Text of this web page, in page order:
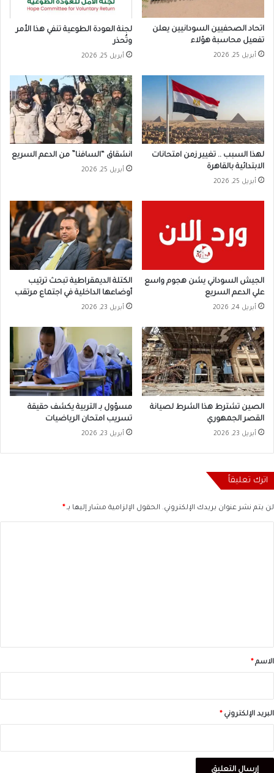
اتحاد الصحفيين السودانيين يعلن
تفعيل محاسبة هؤلاء
أبريل 25, 2026
لجنة العودة الطوعية تنفي هذا الأمر
وتُحذر
أبريل 25, 2026
لهذا السبب .. تغيير زمن امتحانات
الابتدائية بالقاهرة
أبريل 25, 2026
انشقاق “السافنا” من الدعم السريع
أبريل 25, 2026
الجيش السوداني يشن هجوم واسع
علي الدعم السريع
أبريل 24, 2026
الكتلة الديمقراطية تبحث ترتيب
أوضاعها الداخلية في اجتماع مرتقب
أبريل 23, 2026
الصين تشترط هذا الشرط لصيانة
القصر الجمهوري
أبريل 23, 2026
مسؤول بـ التربية يكشف حقيقة
تسريب امتحان الرياضيات
أبريل 23, 2026
اترك تعليقاً
لن يتم نشر عنوان بريدك الإلكتروني. الحقول الإلزامية مشار إليها بـ *
*الاسم *
البريد الإلكتروني *